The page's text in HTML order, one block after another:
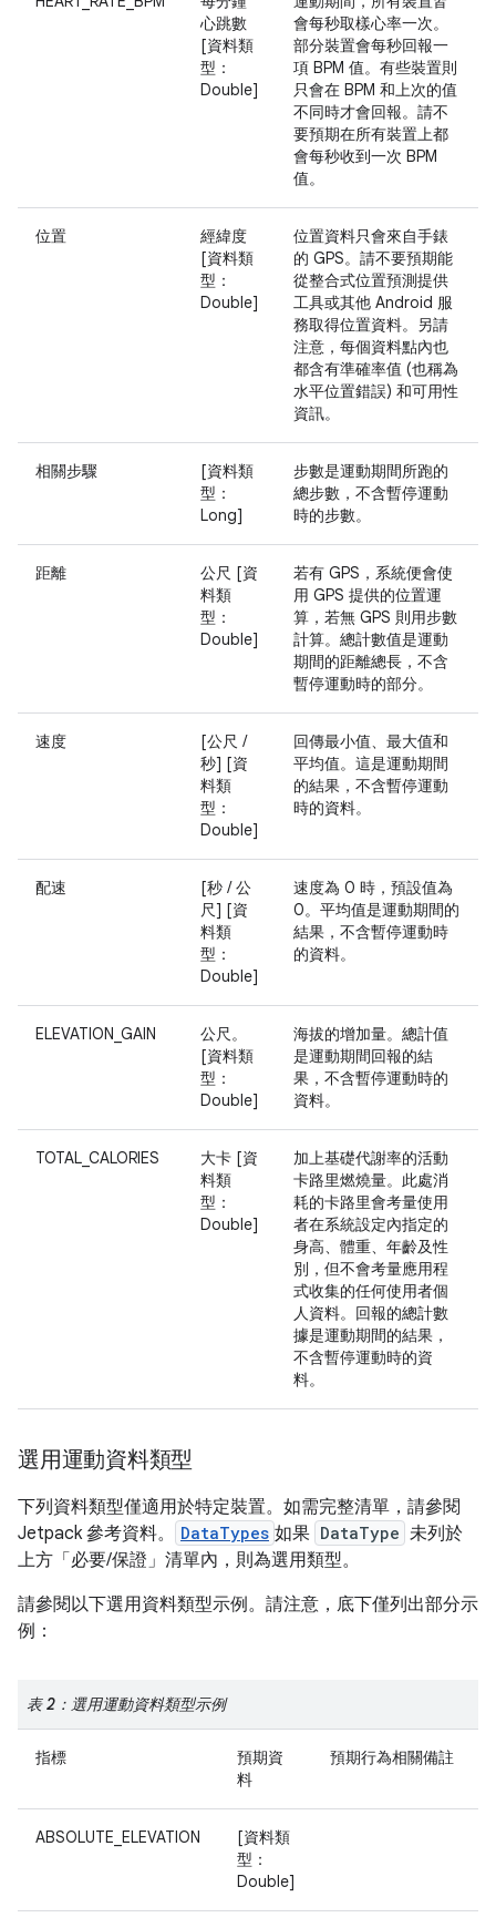
心跳數
[資料類
型：
Double]
會每秒取樣心率一次。
部分裝置會每秒回報一
項 BPM 值。有些裝置則
只會在 BPM 和上次的值
不同時才會回報。請不
要預期在所有裝置上都
會每秒收到一次 BPM
值。
位置
經緯度
[資料類
型：
Double]
位置資料只會來自手錶
的 GPS。請不要預期能
從整合式位置預測提供
工具或其他 Android 服
務取得位置資料。另請
注意，每個資料點內也
都含有準確率值 (也稱為
水平位置錯誤) 和可用性
資訊。
相關步驟
[資料類
型：
Long]
步數是運動期間所跑的
總步數，不含暫停運動
時的步數。
距離
公尺 [資
料類
型：
Double]
若有 GPS，系統便會使
用 GPS 提供的位置運
算，若無 GPS 則用步數
計算。總計數值是運動
期間的距離總長，不含
暫停運動時的部分。
速度
[公尺 /
秒] [資
料類
型：
Double]
回傳最小值、最大值和
平均值。這是運動期間
的結果，不含暫停運動
時的資料。
配速
[秒 / 公
尺] [資
料類
型：
Double]
速度為 0 時，預設值為
0。平均值是運動期間的
結果，不含暫停運動時
的資料。
ELEVATION_GAIN
公尺。
[資料類
型：
Double]
海拔的增加量。總計值
是運動期間回報的結
果，不含暫停運動時的
資料。
TOTAL_CALORIES
大卡 [資
料類
型：
Double]
加上基礎代謝率的活動
卡路里燃燒量。此處消
耗的卡路里會考量使用
者在系統設定內指定的
身高、體重、年齡及性
別，但不會考量應用程
式收集的任何使用者個
人資料。回報的總計數
據是運動期間的結果，
不含暫停運動時的資
料。
選用運動資料類型
下列資料類型僅適用於特定裝置。如需完整清單，請參閱
Jetpack 參考資料。
DataTypes 如果 DataType 未列於
上方「必要/保證」清單內，則為選用類型。
請參閱以下選用資料類型示例。請注意，底下僅列出部分示
例：
表 2：選用運動資料類型示例
指標
預期資
料
預期行為相關備註
ABSOLUTE_ELEVATION
[資料類
型：
Double]